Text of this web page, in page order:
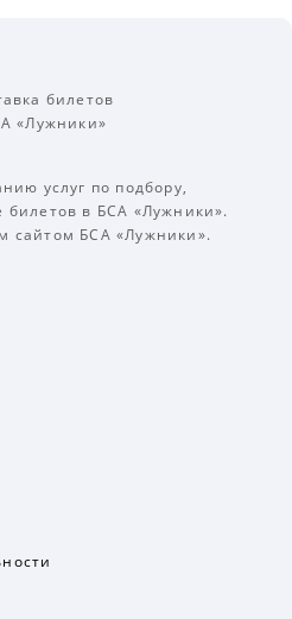
билетов
«Лужники»
услуг по подбору,
в БСА «Лужники».
сайтом БСА «Лужники».